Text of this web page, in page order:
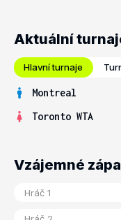
Aktuální
Hlavní turnaje
Montreal
Toronto WTA
Vzájemné